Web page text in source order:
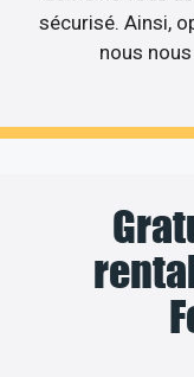
sécurisé. Ainsi,
nous